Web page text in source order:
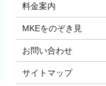
料金案内
MKEをのぞき見
お問い合わせ
サイトマップ